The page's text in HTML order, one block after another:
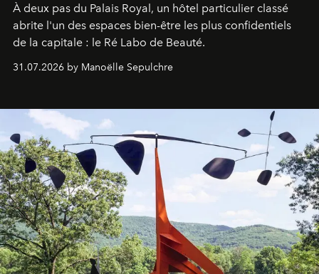
À deux pas du Palais Royal, un hôtel particulier classé
abrite l'un des espaces bien-être les plus confidentiels
de la capitale : le Ré Labo de Beauté.
31.07.2026 by Manoëlle Sepulchre